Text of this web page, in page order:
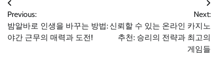
글
탐
Previous:
밤알바로 인생을 바꾸는 방법:
야간 근무의 매력과 도전!
Next:
신뢰할 수 있는 온라인 카지노
추천: 승리의 전략과 최고의
게임들